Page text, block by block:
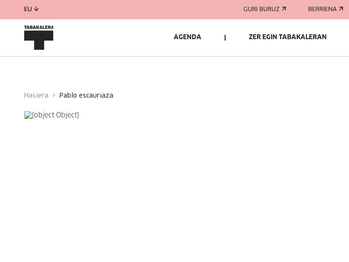
EU GURI BURUZ BERRIENA
AGENDA ZER EGIN TABAKALERAN
Hasiera pablo escauriaza